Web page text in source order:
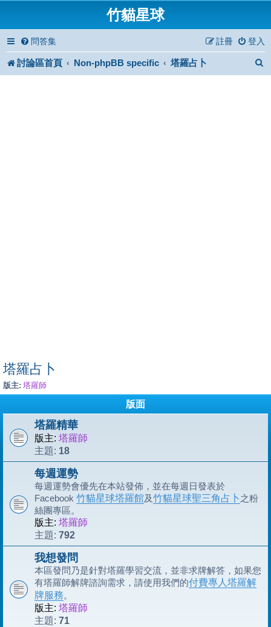
竹貓星球
問答集 登入
註冊
討論區首頁 Non-phpBB specific 塔羅占卜
塔羅占卜
版主: 塔羅師
版面
塔羅精華
版主: 塔羅師
主題: 18
每週運勢
每週運勢會優先在本站發佈，並在每週日發表於
Facebook 竹貓星球塔羅館及竹貓星球聖三角占卜之粉
絲團專區。
版主: 塔羅師
主題: 792
我想發問
本區發問乃是針對塔羅學習交流，並非求牌解答，如果您
有塔羅師解牌諮詢需求，請使用我們的付費專人塔羅解
牌服務。
版主: 塔羅師
主題: 71